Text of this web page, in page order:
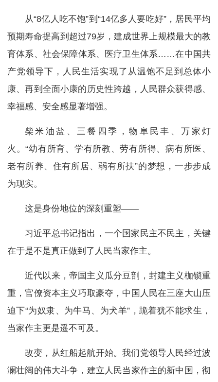
从“8亿人吃不饱”到“14亿多人要吃好”，居民平均
预期寿命提高到超过79岁，建成世界上规模最大的教
育体系、社会保障体系、医疗卫生体系……在中国共
产党领导下，人民生活实现了从温饱不足到总体小
康、再到全面小康的历史性跨越，人民群众获得感、
幸福感、安全感显著增强。
柴米油盐、三餐四季，物阜民丰、万家灯
火。“幼有所育、学有所教、劳有所得、病有所医、
老有所养、住有所居、弱有所扶”的梦想，一步步成
为现实。
这是身份地位的深刻重塑——
习近平总书记指出，一个国家民主不民主，关键
在于是不是真正做到了人民当家作主。
近代以来，帝国主义瓜分豆剖，封建主义枷锁重
重，官僚资本主义巧取豪夺，中国人民在三座大山压
迫下“为奴隶、为牛马、为犬羊”，跪着犹不能求生，
当家作主更是遥不可及。
改变，从红船起航开始。我们党领导人民经过波
澜壮阔的伟大斗争，建立人民当家作主的新中国，彻